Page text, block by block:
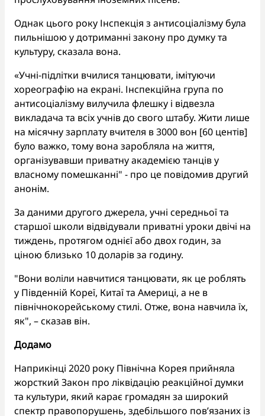
Однак цього року Інспекція з антисоціалізму була
пильнішою у дотриманні закону про думку та
культуру, сказала вона.
«Учні-підлітки вчилися танцювати, імітуючи
хореографію на екрані. Інспекційна група по
антисоціалізму вилучила флешку і відвезла
викладача та всіх учнів до свого штабу. Жити лише
на місячну зарплату вчителя в 3000 вон [60 центів]
було важко, тому вона заробляла на життя,
організувавши приватну академією танців у
власному помешканні" - про це повідомив другий
анонім.
За даними другого джерела, учні середньої та
старшої школи відвідували приватні уроки двічі на
тиждень, протягом однієї або двох годин, за
ціною близько 10 доларів за годину.
"Вони воліли навчитися танцювати, як це роблять
у Південній Кореї, Китаї та Америці, а не в
північнокорейському стилі. Отже, вона навчила їх,
як", – сказав він.
Додамо
Наприкінці 2020 року Північна Корея прийняла
жорсткий Закон про ліквідацію реакційної думки
та культури, який карає громадян за широкий
спектр правопорушень, здебільшого пов’язаних із